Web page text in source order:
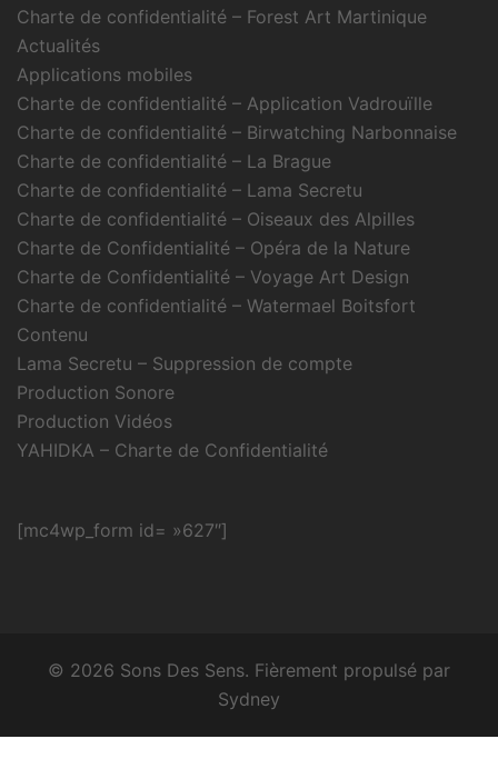
Charte de confidentialité – Forest Art Martinique
Actualités
Applications mobiles
Charte de confidentialité – Application Vadrouïlle
Charte de confidentialité – Birwatching Narbonnaise
Charte de confidentialité – La Brague
Charte de confidentialité – Lama Secretu
Charte de confidentialité – Oiseaux des Alpilles
Charte de Confidentialité – Opéra de la Nature
Charte de Confidentialité – Voyage Art Design
Charte de confidentialité – Watermael Boitsfort
Contenu
Lama Secretu – Suppression de compte
Production Sonore
Production Vidéos
YAHIDKA – Charte de Confidentialité
[mc4wp_form id= »627″]
© 2026 Sons Des Sens. Fièrement propulsé par
Sydney